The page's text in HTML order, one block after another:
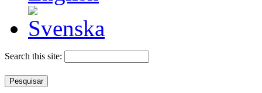
Search this site: